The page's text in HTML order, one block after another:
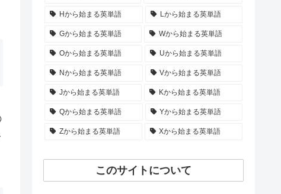
Hから始まる英単語 Lから始まる英単語
Gから始まる英単語 Wから始まる英単語
Oから始まる英単語 Uから始まる英単語
Nから始まる英単語 Vから始まる英単語
Jから始まる英単語 Kから始まる英単語
Qから始まる英単語 Yから始まる英単語
Zから始まる英単語 Xから始まる英単語
このサイトについて